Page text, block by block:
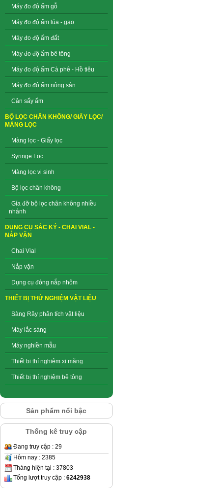
Máy đo độ ẩm gỗ
Máy đo độ ẩm lúa - gạo
Máy đo độ ẩm đất
Máy đo độ ẩm bê tông
Máy đo độ ẩm Cà phê - Hồ tiêu
Máy đo độ ẩm nông sản
Cân sấy ẩm
BỘ LỌC CHÂN KHÔNG/ GIẤY LỌC/
MÀNG LỌC
Màng lọc - Giấy lọc
Syringe Lọc
Màng lọc vi sinh
Bộ lọc chân không
Gía đỡ bộ lọc chân không nhiều
nhánh
DỤNG CỤ SẮC KÝ - CHAI VIAL -
NẮP VẶN
Chai Vial
Nắp vặn
Dụng cụ đóng nắp nhôm
THIẾT BỊ THỬ NGHIỆM VẬT LIỆU
Sàng Rây phân tích vật liệu
Máy lắc sàng
Máy nghiền mẫu
Thiết bị thí nghiệm xi măng
Thiết bị thí nghiệm bê tông
Sản phẩm nổi bậc
Thống kê truy cập
Đang truy cập : 29
Hôm nay : 2385
Tháng hiện tại : 37803
Tổng lượt truy cập : 6242938